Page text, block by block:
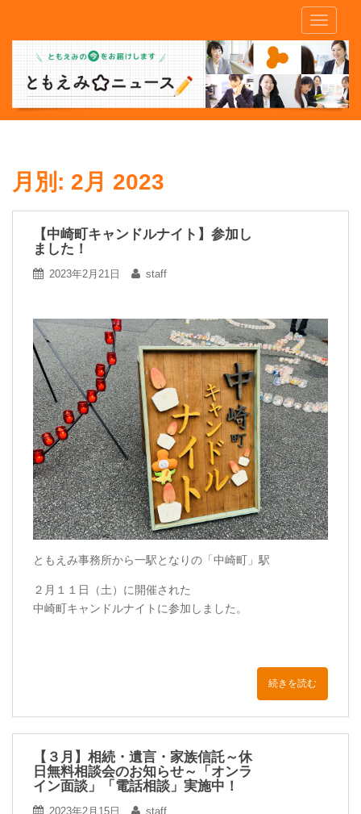
m
月別: 2月 2023
【中崎町キャンドルナイト】参加し
ました！
2023年2月21日 staff
ともえみ事務所から一駅となりの「中崎町」駅
２月１１日（土）に開催された
中崎町キャンドルナイトに参加しました。
続きを読む
【３月】相続・遺言・家族信託～休
日無料相談会のお知らせ～「オンラ
イン面談」「電話相談」実施中！
2023年2月15日 staff